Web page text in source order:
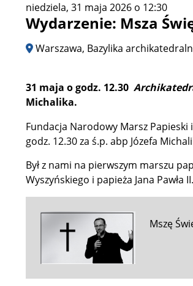
niedziela, 31 maja 2026 o 12:30
Wydarzenie: Msza
Warszawa, Bazylika
31 maja o godz. 12.30
Michalika.
Fundacja Narodowy Marsz Papieski
godz. 12.30 za ś.p. abp Józefa
Był z nami na pierwszym marszu
Wyszyńskiego i papieża Jana Pawła II.
Mszę